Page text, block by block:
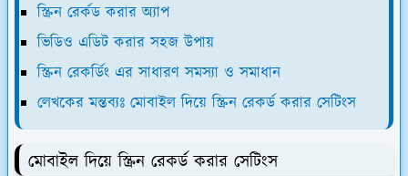
স্ক্রিন রের্কড করার অ্যাপ
ভিডিও এডিট করার সহজ উপায়
স্ক্রিন রেকর্ডিং এর সাধারণ সমস্যা ও সমাধান
লেখকের মন্তব্যঃ মোবাইল দিয়ে স্ক্রিন রেকর্ড করার সেটিংস
মোবাইল দিয়ে স্ক্রিন রেকর্ড করার সেটিংস